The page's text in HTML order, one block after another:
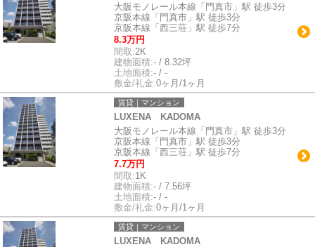
大阪モノレール本線「門真市」駅 徒歩3分
京阪本線「門真市」駅 徒歩3分
京阪本線「西三荘」駅 徒歩7分
8.3万円
間取:2K
建物面積:- / 8.32坪
土地面積:- / -
敷金/礼金:0ヶ月/1ヶ月
賃貸｜マンション
LUXENA KADOMA
大阪モノレール本線「門真市」駅 徒歩3分
京阪本線「門真市」駅 徒歩3分
京阪本線「西三荘」駅 徒歩7分
7.7万円
間取:1K
建物面積:- / 7.56坪
土地面積:- / -
敷金/礼金:0ヶ月/1ヶ月
賃貸｜マンション
LUXENA KADOMA